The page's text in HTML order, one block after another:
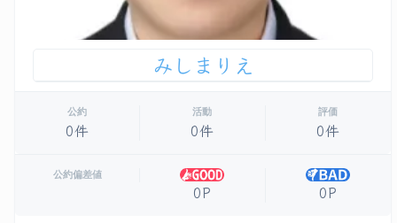
みしまりえ
公約
0件
活動
0件
評価
0件
公約偏差値
0P 0P